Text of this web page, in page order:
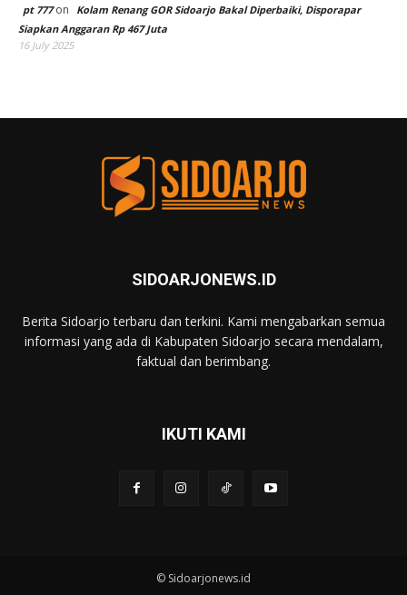
pt 777on
Kolam Renang GOR Sidoarjo Bakal Diperbaiki, Disporapar
Siapkan Anggaran Rp 467 Juta
16 July 2025
SIDOARJONEWS.ID
Berita Sidoarjo terbaru dan terkini. Kami mengabarkan semua
informasi yang ada di Kabupaten Sidoarjo secara mendalam,
faktual dan berimbang.
IKUTI KAMI
© Sidoarjonews.id